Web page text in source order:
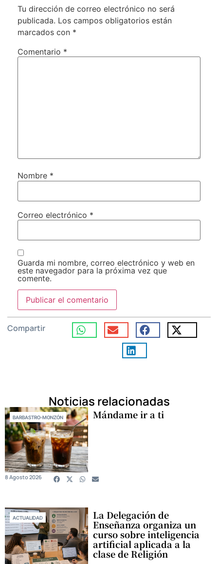
Tu dirección de correo electrónico no será
publicada. Los campos obligatorios están
marcados con *
Comentario *
Nombre *
Correo electrónico *
Guarda mi nombre, correo electrónico y web en
este navegador para la próxima vez que
comente.
Compartir
Noticias relacionadas
BARBASTRO-MONZÓN Mándame ir a ti
8 Agosto 2026
ACTUALIDAD La Delegación de
Enseñanza organiza un
curso sobre inteligencia
artificial aplicada a la
clase de Religión